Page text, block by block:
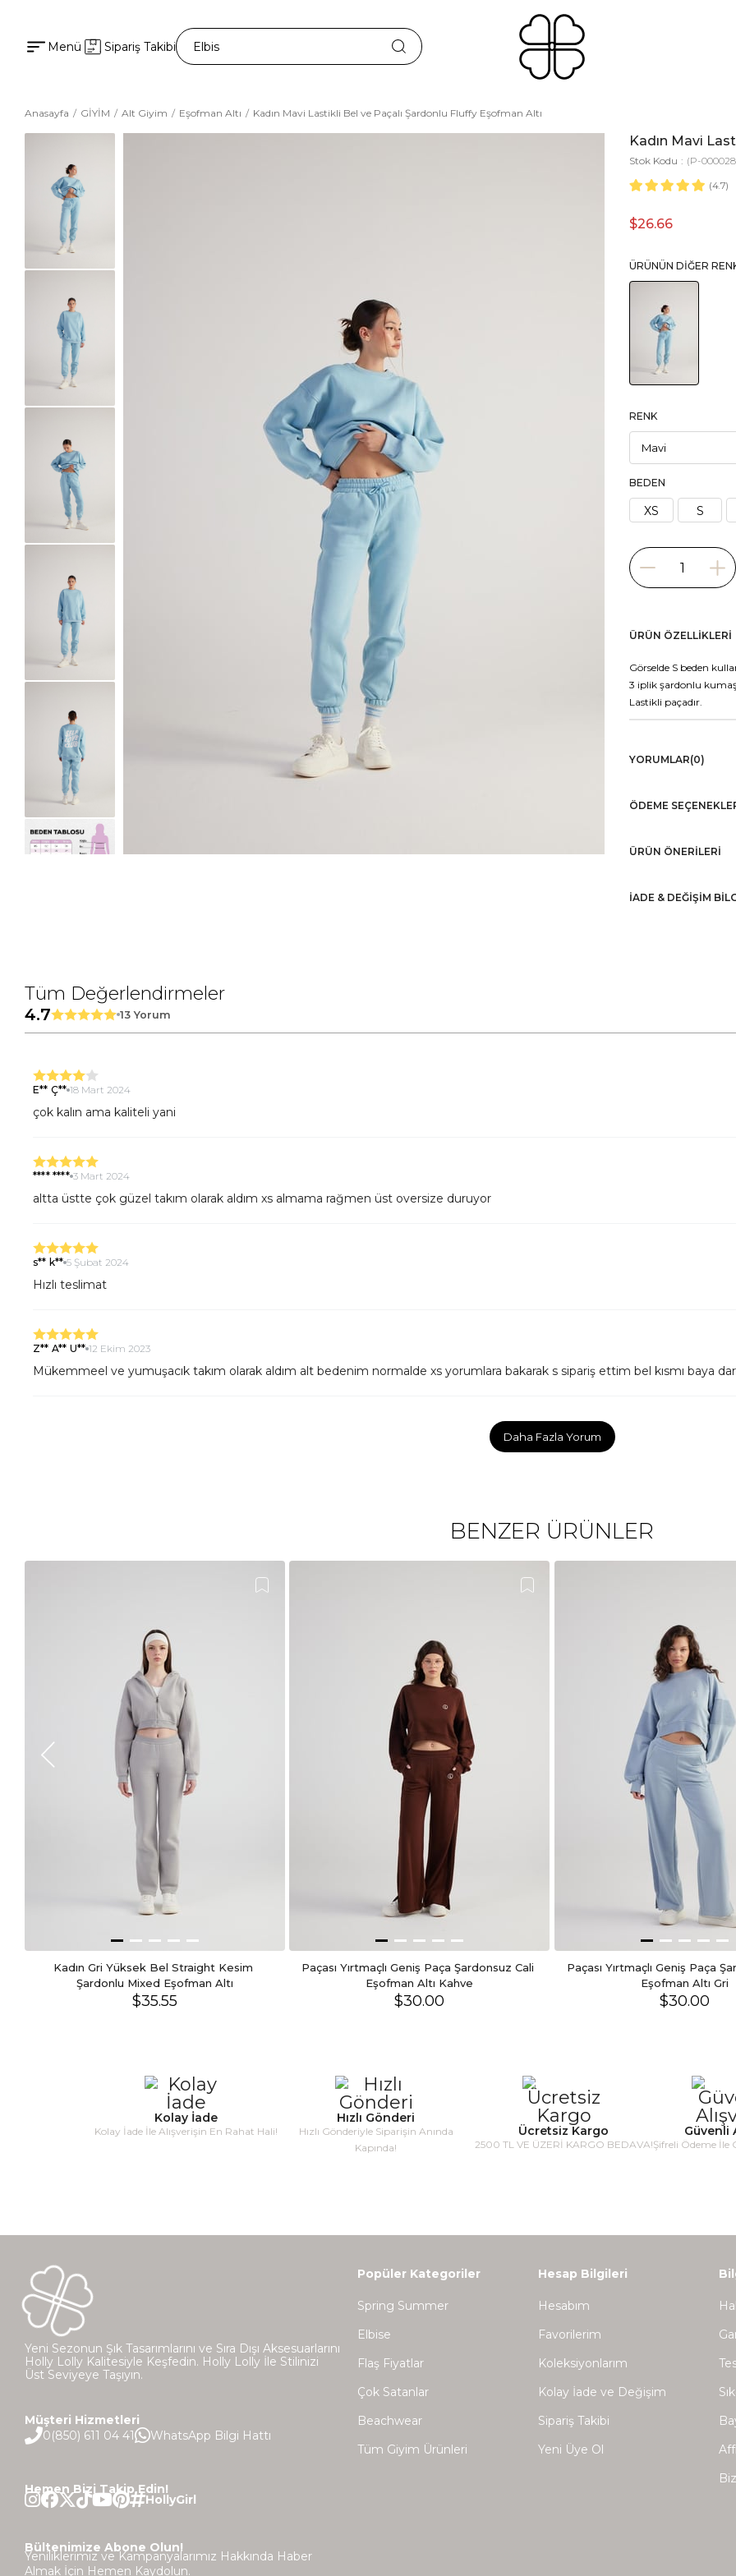
Menü Sipariş Takibi
Anasayfa GİYİM Alt Giyim Eşofman Altı Kadın Mavi Lastikli Bel ve Paçalı Şardonlu Fluffy Eşofman Altı
Kadın Mavi
Stok Kodu
(P-
4.7
$26.66
ÜRÜNÜN DIĞER
RENK
BEDEN
XS S
ÜRÜN ÖZELLIKLERI
Görselde S beden
3 iplik şardonlu
Lastikli paçadır.
YORUMLAR(0)
ÖDEME
ÜRÜN ÖNERILERI
İADE & DEĞİŞİM
Tüm Değerlendirmeler
4.7 13 Yorum
E** Ç** 18 Mart 2024
çok kalın ama kaliteli yani
**** **** 3 Mart 2024
altta üstte çok güzel takım olarak aldım xs almama rağmen üst oversize duruyor
s** k** 5 Şubat 2024
Hızlı teslimat
Z** A** U** 12 Ekim 2023
Mükemmeel ve yumuşacık takım olarak aldım alt bedenim normalde xs yorumlara bakarak s sipariş ettim bel kısmı baya
8 Nisan 2023
Çok kalın sevmedim
19 Ocak 2023
güzeldii kuması falan
Rengi daha farklı geldi baya kalın ama beli çok sıkı bir beden büyük alınabilir
Daha Fazla Yorum
BENZER ÜRÜNLER
Kadın Gri Yüksek Bel Straight Kesim
Şardonlu Mixed Eşofman Altı
$35.55
Paçası Yırtmaçlı Geniş Paça Şardonsuz Cali
Eşofman Altı Kahve
$30.00
Paçası Yırtmaçlı Geniş Paça
Eşofman Altı Gri
$30.00
Kolay İade
Kolay İade İle Alışverişin En Rahat Hali!
Hızlı Gönderi
Hızlı Gönderiyle Siparişin Anında
Kapında!
Ücretsiz Kargo
2500 TL VE ÜZERİ KARGO BEDAVA!
Güvenli
Şifreli Ödeme İle
Yeni Sezonun Şık Tasarımlarını ve Sıra Dışı Aksesuarlarını
Holly Lolly Kalitesiyle Keşfedin. Holly Lolly İle Stilinizi
Üst Seviyeye Taşıyın.
Müşteri Hizmetleri
0(850) 611 04 41
WhatsApp Bilgi Hattı
Hemen Bizi Takip Edin!
Bültenimize Abone Olun!
Yeniliklerimiz ve Kampanyalarımız Hakkında Haber
Almak İçin Hemen Kaydolun.
Popüler Kategoriler
Spring Summer
Elbise
Flaş Fiyatlar
Çok Satanlar
Beachwear
Tüm Giyim Ürünleri
Hesap Bilgileri
Hesabım
Favorilerim
Koleksiyonlarım
Kolay İade ve Değişim
Sipariş Takibi
Yeni Üye Ol